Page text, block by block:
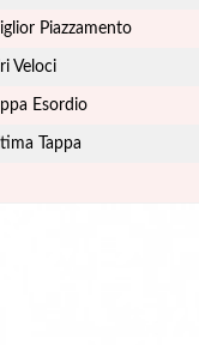
Piazzamento
Veloci
Esordio
Tappa